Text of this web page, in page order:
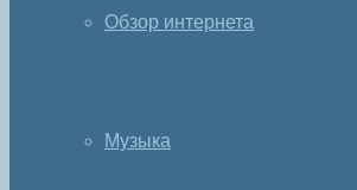
Обзор интернета
Музыка